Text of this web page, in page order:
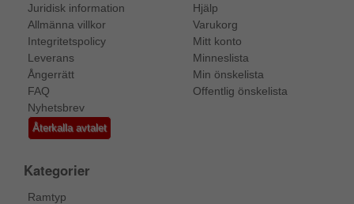
Juridisk information
Allmänna villkor
Integritetspolicy
Leverans
Ångerrätt
FAQ
Nyhetsbrev
Återkalla avtalet
Hjälp
Varukorg
Mitt konto
Minneslista
Min önskelista
Offentlig önskelista
Kategorier
Ramtyp